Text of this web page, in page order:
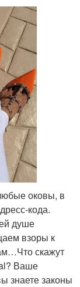
оковы, в
кода.
душе
взоры к
скажут
Ваше
знаете законы